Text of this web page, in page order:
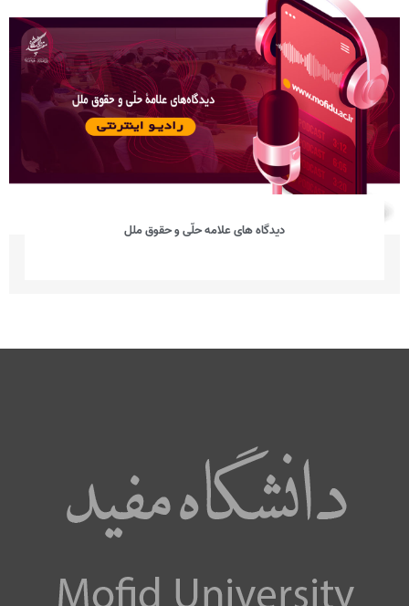
دیدگاه های علامه حلّی و حقوق ملل